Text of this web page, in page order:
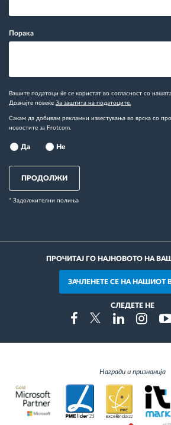
Порака
Вашите податоци ќе се користат во согласност со
Дознајте повеќе За заштита на податоците.
Сакам да добивам рекламни известувања во врска со
новостите за Frotcom.
Да Не
ПРОДОЛЖИ
* Задолжителни полиња
ПРОЧИТАЈ ГО НАЈНОВОТО НА
ЗАЧЛЕНЕТЕ СЕ НА НАШИОТ
СЛЕДЕТЕ НЕ
FacebookTwitterLinkedin
Награди и признанија